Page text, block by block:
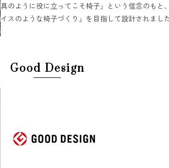
具のように​役に​立ってこそ​椅子」と​いう​信念のもと
イスのような​椅子づくり」を​目指して​設計されました
Good Design